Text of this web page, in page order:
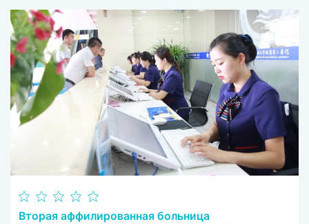
Вторая аффилированная больница